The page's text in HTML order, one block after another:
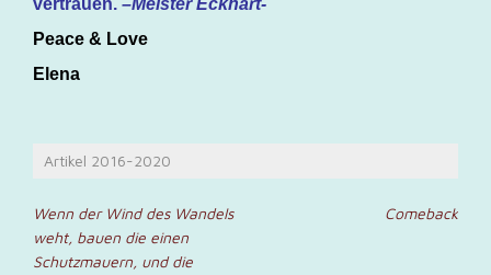
vertrauen. –Meister Eckhart-
Peace & Love
Elena
Artikel 2016-2020
Beitragsnavigation
Wenn der Wind des Wandels
weht, bauen die einen
Schutzmauern, und die
Comeback